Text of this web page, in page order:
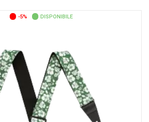
-5% DISPONIBILE